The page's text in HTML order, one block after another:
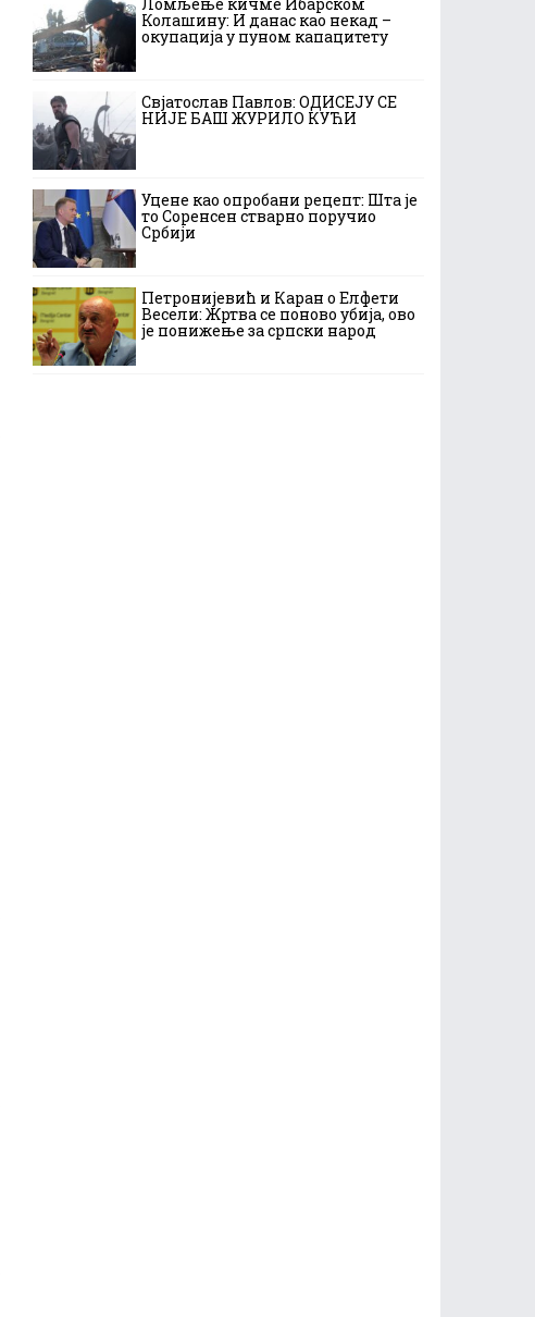
Колашину: И данас као некад –
окупација у пуном капацитету
Свјатослав Павлов: ОДИСЕЈУ СЕ
НИЈЕ БАШ ЖУРИЛО КУЋИ
Уцене као опробани рецепт: Шта је
то Соренсен стварно поручио
Србији
Петронијевић и Каран о Елфети
Весели: Жртва се поново убија, ово
је понижење за српски народ